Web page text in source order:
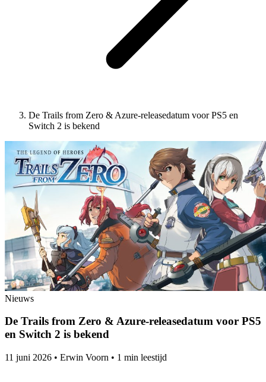
De Trails from Zero & Azure-releasedatum voor PS5 en
Switch 2 is bekend
Nieuws
De Trails from Zero & Azure-releasedatum voor PS5
en Switch 2 is bekend
11 juni 2026 • Erwin Voorn • 1 min leestijd